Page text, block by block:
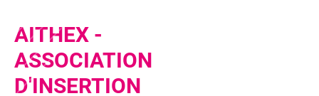
AITHEX -
ASSOCIATION
D'INSERTION